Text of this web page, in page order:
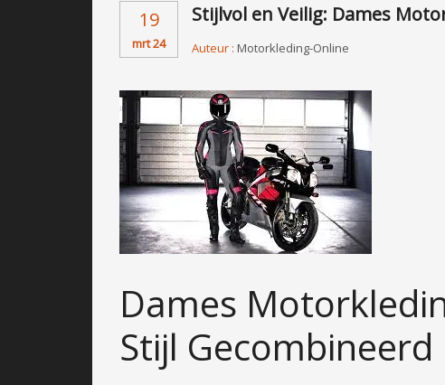
19
mrt 24
Stijlvol en Veilig: Dames
Auteur : Motorkleding-Online
Dames
Stijl Gecombineerd